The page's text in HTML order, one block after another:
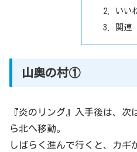
いい
関連
山奥の村①
『炎のリング』入手後は、
ら北へ移動。
しばらく進んで行くと、カギ